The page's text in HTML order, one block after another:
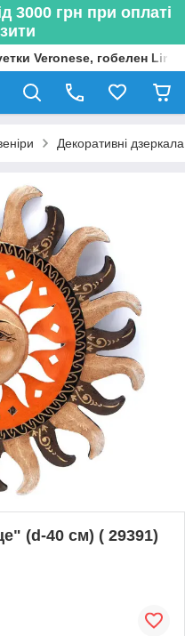
3000 грн при оплаті
Veronese, гобелен
Декоративні дзеркала
(d-40 cм) ( 29391)